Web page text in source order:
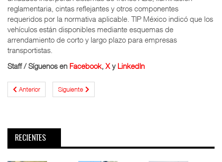
reglamentaria, cintas reflejantes y otros componentes
requeridos por la normativa aplicable. TIP México indicó que los
vehículos están disponibles mediante esquemas de
arrendamiento de corto y largo plazo para empresas
transportistas.
Staff/Síguenos en Facebook, Xy LinkedIn
Anterior Siguiente
RECIENTES